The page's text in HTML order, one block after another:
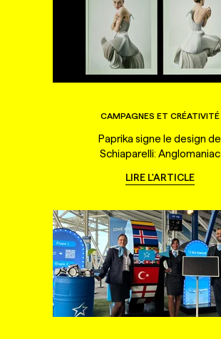
CAMPAGNES ET CRÉATIVITÉ
Paprika signe le design de
Schiaparelli: Anglomaniac
LIRE L'ARTICLE